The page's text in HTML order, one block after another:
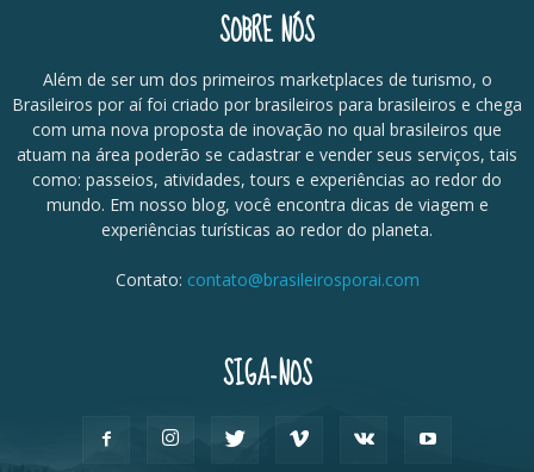
SOBRE NÓS
Além de ser um dos primeiros marketplaces de turismo, o
Brasileiros por aí foi criado por brasileiros para brasileiros e chega
com uma nova proposta de inovação no qual brasileiros que
atuam na área poderão se cadastrar e vender seus serviços, tais
como: passeios, atividades, tours e experiências ao redor do
mundo. Em nosso blog, você encontra dicas de viagem e
experiências turísticas ao redor do planeta.
Contato: contato@brasileirosporai.com
SIGA-NOS